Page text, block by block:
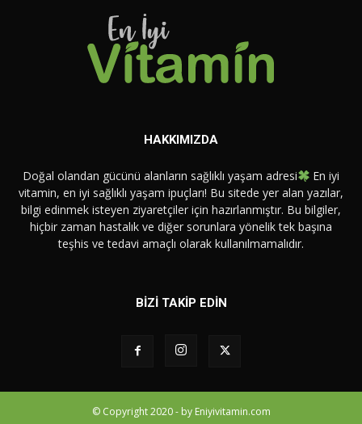
HAKKIMIZDA
Doğal olandan gücünü alanların sağlıklı yaşam adresi
En iyi
vitamin, en iyi sağlıklı yaşam ipuçları! Bu sitede yer alan yazılar,
bilgi edinmek isteyen ziyaretçiler için hazırlanmıştır. Bu bilgiler,
hiçbir zaman hastalık ve diğer sorunlara yönelik tek başına
teşhis ve tedavi amaçlı olarak kullanılmamalıdır.
BİZİ TAKİP EDİN
© Copyright 2020 - by Eniyivitamin.com